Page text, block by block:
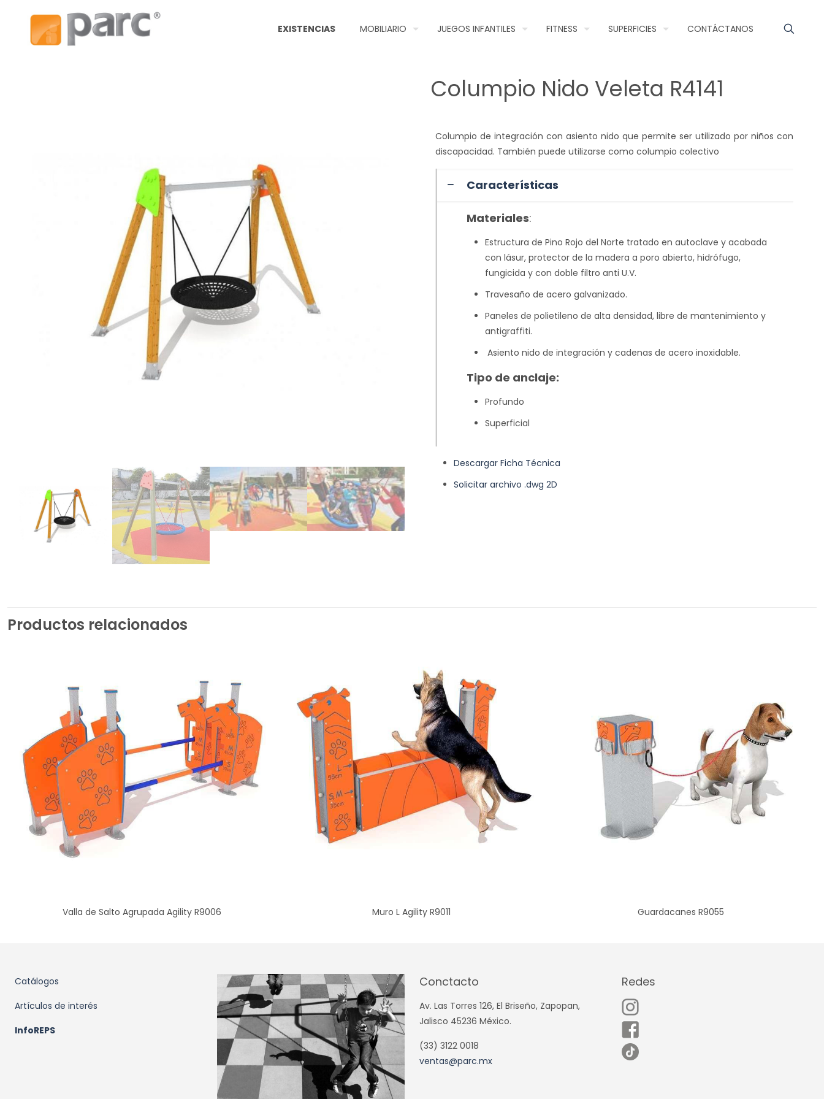
EXISTENCIAS MOBILIARIO JUEGOS INFANTILES FITNESS SUPERFICIES CONTÁCTANOS
Columpio Nido Veleta R4141
Columpio de integración con asiento nido que permite ser utilizado por niños con
discapacidad. También puede utilizarse como columpio colectivo
Características
Materiales:
Estructura de Pino Rojo del Norte tratado en autoclave y acabada
con lásur, protector de la madera a poro abierto, hidrófugo,
fungicida y con doble filtro anti U.V.
Travesaño de acero galvanizado.
Paneles de polietileno de alta densidad, libre de mantenimiento y
antigraffiti.
Asiento nido de integración y cadenas de acero inoxidable.
Tipo de anclaje:
Profundo
Superficial
Descargar Ficha Técnica
Solicitar archivo .dwg 2D
Productos relacionados
Valla de Salto Agrupada Agility R9006 Muro L Agility R9011 Guardacanes R9055
Catálogos
Artículos de interés
InfoREPS
Conctacto
Av. Las Torres 126, El Briseño, Zapopan,
Jalisco 45236 México.
(33) 3122 0018
ventas@parc.mx
Redes